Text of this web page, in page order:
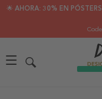
🌟 AHORA: 30% EN